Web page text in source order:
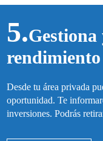
5.Gestiona
rendimiento
Desde tu área privada
oportunidad. Te
inversiones. Podrás